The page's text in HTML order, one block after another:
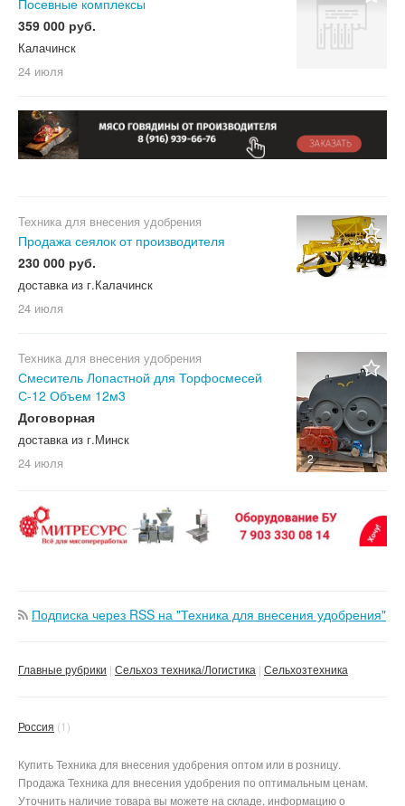
Посевные комплексы
359 000 руб.
Калачинск
24 июля
Техника для внесения удобрения
Продажа сеялок от производителя
230 000 руб.
доставка из г.Калачинск
24 июля
2
Техника для внесения удобрения
Смеситель Лопастной для Торфосмесей
С-12 Объем 12м3
Договорная
доставка из г.Минск
24 июля
Подписка через RSS на "Техника для внесения удобрения"
Главные рубрики Сельхоз техника/Логистика Сельхозтехника
Россия (1)
Купить Техника для внесения удобрения оптом или в розницу.
Продажа Техника для внесения удобрения по оптимальным ценам.
Уточнить наличие товара вы можете на складе, информацию о